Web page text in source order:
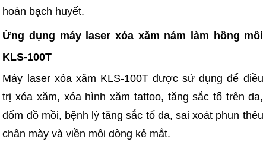
hoàn bạch huyết.
Ứng dụng máy laser xóa xăm nám làm hồng môi
KLS-100T
Máy laser xóa xăm KLS-100T được sử dụng để điều
trị xóa xăm, xóa hình xăm tattoo, tăng sắc tố trên da,
đốm đồ mồi, bệnh lý tăng sắc tố da, sai xoát phun thêu
chân mày và viền môi dòng kẻ mắt.